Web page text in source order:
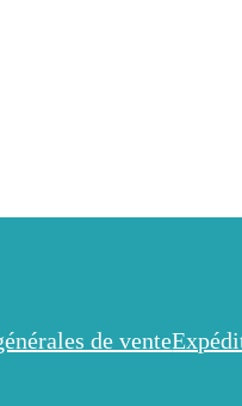
de vente